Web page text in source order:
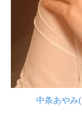
中条あやみ